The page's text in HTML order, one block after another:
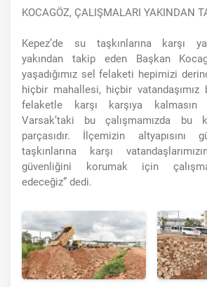
KOCAGÖZ, ÇALIŞMALARI YAKINDAN
Kepez’de su taşkınlarına karşı
yakından takip eden Başkan
yaşadığımız sel felaketi hepimizi
hiçbir mahallesi, hiçbir
felaketle karşı karşıya kalmasın
Varsak’taki bu çalışmamızda bu
parçasıdır. İlçemizin altyapısını
taşkınlarına karşı
güvenliğini korumak için
edeceğiz” dedi.